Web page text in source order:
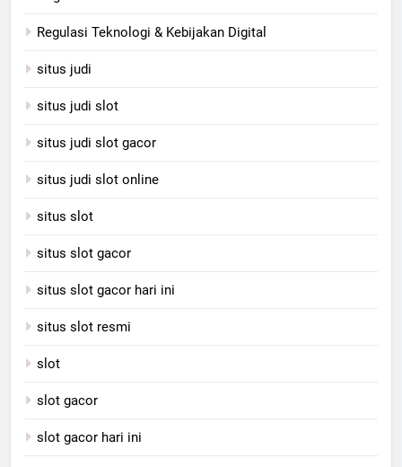
Regulasi Teknologi & Kebijakan Digital
situs judi
situs judi slot
situs judi slot gacor
situs judi slot online
situs slot
situs slot gacor
situs slot gacor hari ini
situs slot resmi
slot
slot gacor
slot gacor hari ini